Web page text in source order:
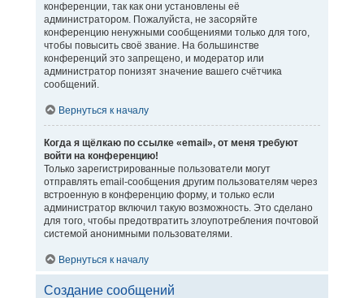
конференции, так как они установлены её
администратором. Пожалуйста, не засоряйте
конференцию ненужными сообщениями только для того,
чтобы повысить своё звание. На большинстве
конференций это запрещено, и модератор или
администратор понизят значение вашего счётчика
сообщений.
Вернуться к началу
Когда я щёлкаю по ссылке «email», от меня требуют
войти на конференцию!
Только зарегистрированные пользователи могут
отправлять email-сообщения другим пользователям через
встроенную в конференцию форму, и только если
администратор включил такую возможность. Это сделано
для того, чтобы предотвратить злоупотребления почтовой
системой анонимными пользователями.
Вернуться к началу
Создание сообщений